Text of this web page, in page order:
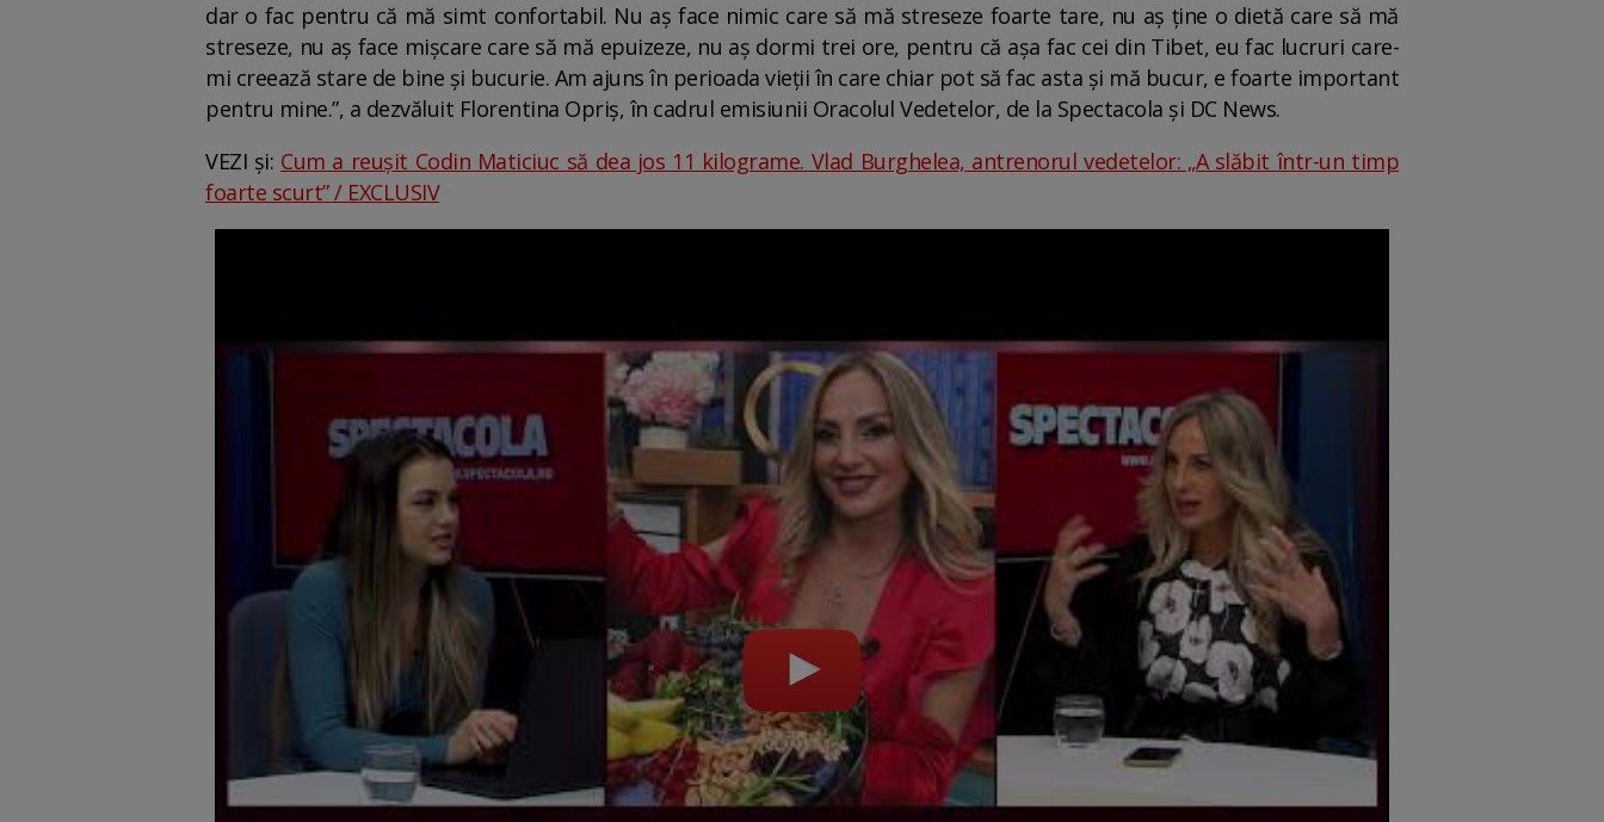
dar o fac pentru că mă simt confortabil. Nu aș face nimic care să mă streseze foarte tare, nu aș ține o dietă care să mă
streseze, nu aș face mișcare care să mă epuizeze, nu aș dormi trei ore, pentru că așa fac cei din Tibet, eu fac lucruri care-
mi creează stare de bine și bucurie. Am ajuns în perioada vieții în care chiar pot să fac asta și mă bucur, e foarte important
pentru mine.”, a dezvăluit Florentina Opriș, în cadrul emisiunii Oracolul Vedetelor, de la Spectacola și DC News.
VEZI și: Cum a reușit Codin Maticiuc să dea jos 11 kilograme. Vlad Burghelea, antrenorul vedetelor: „A slăbit într-un timp
foarte scurt” / EXCLUSIV